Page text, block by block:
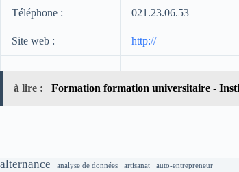
Téléphone : 021.23.06.53
Site web : http://
à lire : Formation formation universitaire -
alternance analyse de données artisanat auto-entrepreneur